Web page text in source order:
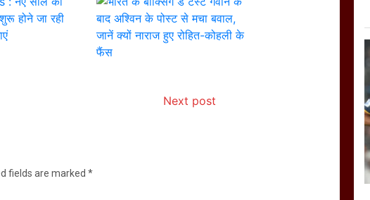
Next post
fields are marked *